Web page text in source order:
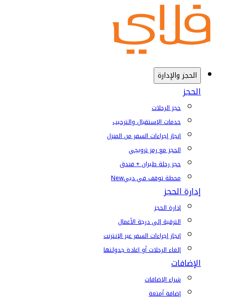
الحجز والإدارة
الحجز
حجز الرحلات
خدمات الإستقبال والترحيب
إنجاز إجراءات السفر من المنزل
الحجز مع رمز ترويجي
حجز رحلة طيران + فندق
محطة توقف في دبيNew
إدارة الحجز
إدارة الحجز
الترقية إلى درجة الأعمال
إنجاز إجراءات السفر عبر الإنترنت
إلغاء الرحلات أو إعادة جدولتها
الإضافات
شراء الإضافات
إضافة أمتعة